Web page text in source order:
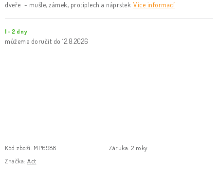
dveře - mušle, zámek, protiplech a náprstek Více informací
1 - 2 dny
12.8.2026
Kód zboží: MP6988 Záruka: 2 roky
Značka: Act